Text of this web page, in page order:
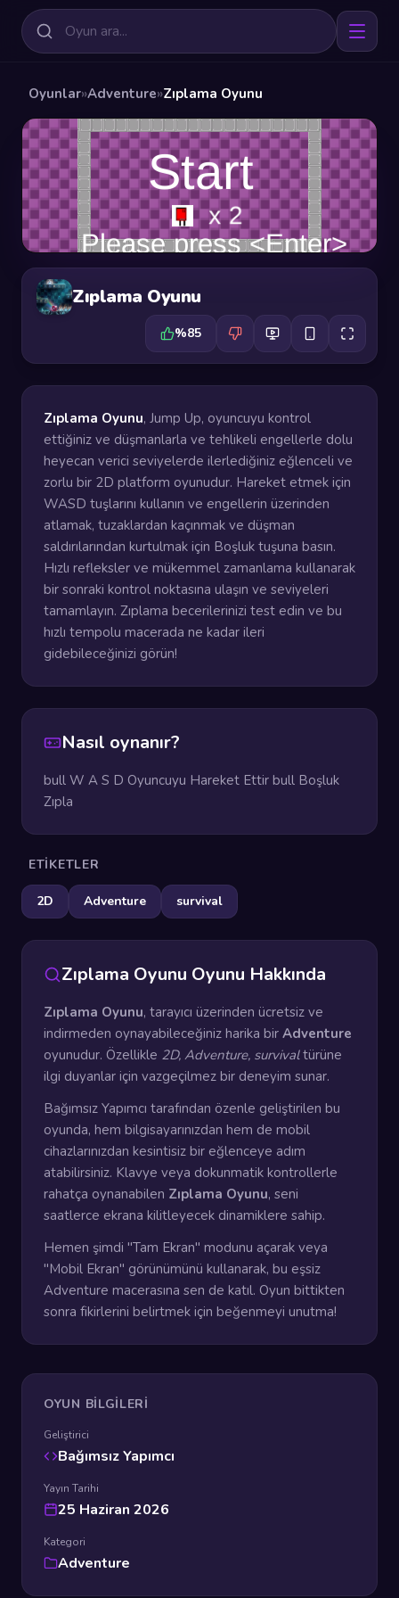
Oyunlar»Adventure»Zıplama Oyunu
Zıplama Oyunu
%85
Zıplama Oyunu, Jump Up, oyuncuyu kontrol
ettiğiniz ve düşmanlarla ve tehlikeli engellerle dolu
heyecan verici seviyelerde ilerlediğiniz eğlenceli ve
zorlu bir 2D platform oyunudur. Hareket etmek için
WASD tuşlarını kullanın ve engellerin üzerinden
atlamak, tuzaklardan kaçınmak ve düşman
saldırılarından kurtulmak için Boşluk tuşuna basın.
Hızlı refleksler ve mükemmel zamanlama kullanarak
bir sonraki kontrol noktasına ulaşın ve seviyeleri
tamamlayın. Zıplama becerilerinizi test edin ve bu
hızlı tempolu macerada ne kadar ileri
gidebileceğinizi görün!
Nasıl oynanır?
bull W A S D Oyuncuyu Hareket Ettir bull Boşluk
Zıpla
ETIKETLER
2D Adventure survival
Zıplama Oyunu Oyunu Hakkında
Zıplama Oyunu, tarayıcı üzerinden ücretsiz ve
indirmeden oynayabileceğiniz harika bir Adventure
oyunudur. Özellikle 2D, Adventure, survivaltürüne
ilgi duyanlar için vazgeçilmez bir deneyim sunar.
Bağımsız Yapımcı tarafından özenle geliştirilen bu
oyunda, hem bilgisayarınızdan hem de mobil
cihazlarınızdan kesintisiz bir eğlenceye adım
atabilirsiniz. Klavye veya dokunmatik kontrollerle
rahatça oynanabilen Zıplama Oyunu, seni
saatlerce ekrana kilitleyecek dinamiklere sahip.
Hemen şimdi "Tam Ekran" modunu açarak veya
"Mobil Ekran" görünümünü kullanarak, bu eşsiz
Adventure macerasına sen de katıl. Oyun bittikten
sonra fikirlerini belirtmek için beğenmeyi unutma!
OYUN BILGILERI
Geliştirici
Bağımsız Yapımcı
Yayın Tarihi
25 Haziran 2026
Kategori
Adventure